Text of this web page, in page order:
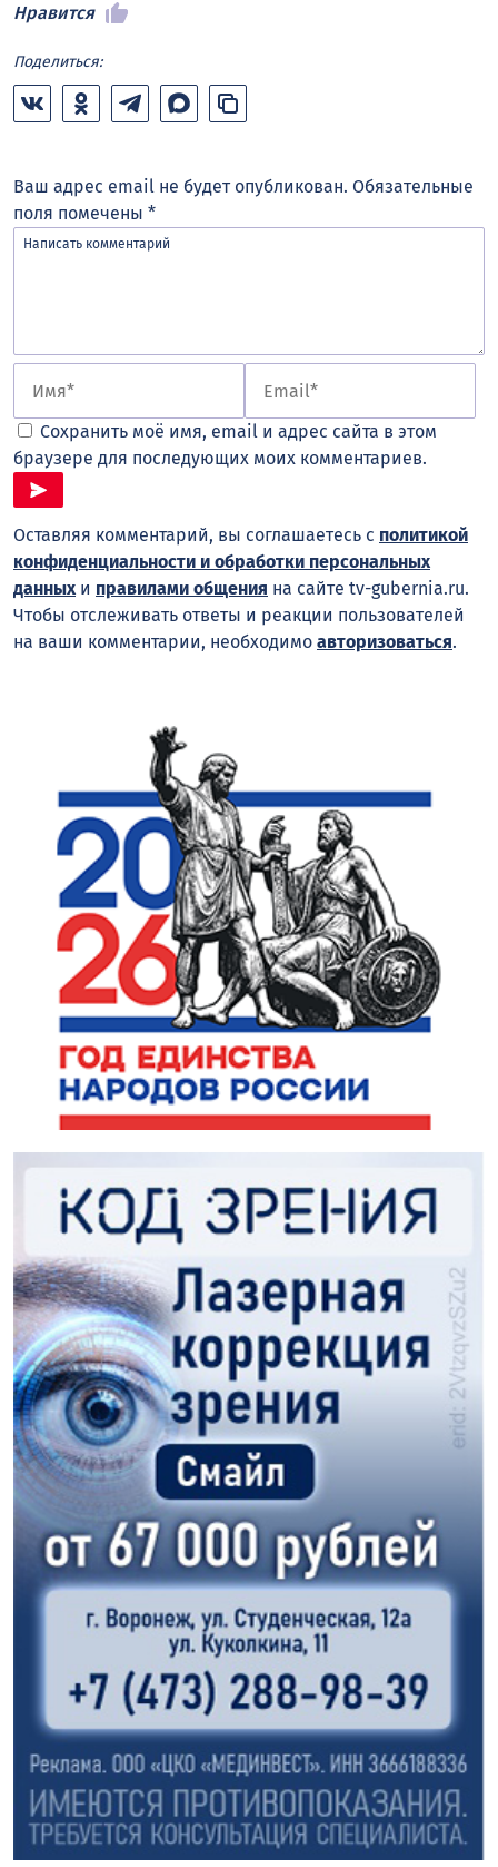
Нравится
Поделиться:
Ваш адрес email не будет опубликован. Обязательные
поля помечены *
Сохранить моё имя, email и адрес сайта в этом
браузере для последующих моих комментариев.
Оставляя комментарий, вы соглашаетесь с политикой
конфиденциальности и обработки персональных
данныхи правилами общения на сайте tv-gubernia.ru.
Чтобы отслеживать ответы и реакции пользователей
на ваши комментарии, необходимо авторизоваться.